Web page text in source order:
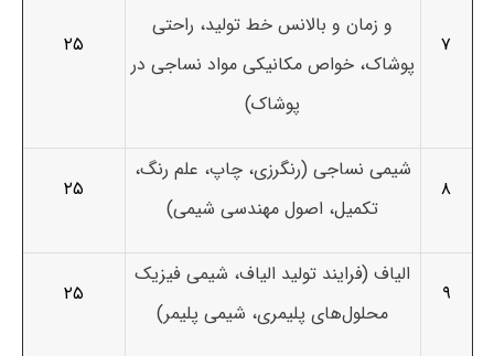
۷
و زمان و بالانس خط تولید، راحتی
پوشاک، خواص مکانیکی مواد نساجی در
پوشاک)
۲۵
۸
شیمی نساجی (رنگرزی، چاپ، علم رنگ،
تکمیل، اصول مهندسی شیمی)
۲۵
۹
الیاف (فرایند تولید الیاف، شیمی فیزیک
محلول‌های پلیمری، شیمی پلیمر)
۲۵